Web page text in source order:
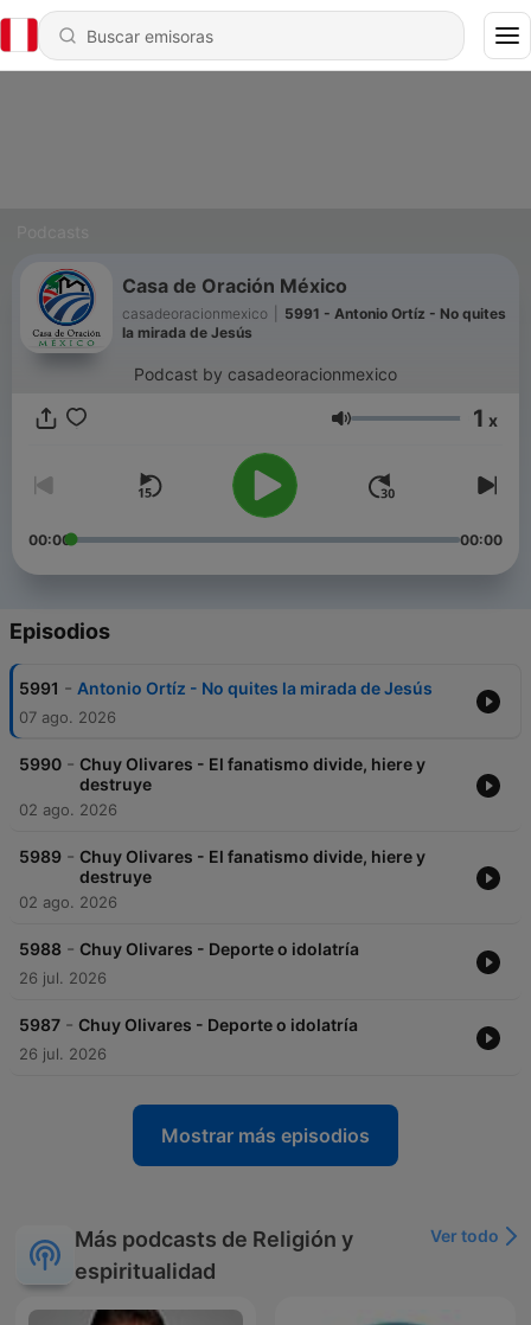
Casa de Oración México
casadeoracionmexico
5991 - Antonio Ortíz - No quites
la mirada de Jesús
Podcast by casadeoracionmexico
Volumen 1 x
00:00 00:00
Episodios
5991 - Antonio Ortíz - No quites la mirada de Jesús
07 ago. 2026
5990 - Chuy Olivares - El fanatismo divide, hiere y
destruye
02 ago. 2026
5989 - Chuy Olivares - El fanatismo divide, hiere y
destruye
02 ago. 2026
5988 - Chuy Olivares - Deporte o idolatría
26 jul. 2026
5987 - Chuy Olivares - Deporte o idolatría
26 jul. 2026
Mostrar más episodios
Más podcasts de Religión y
espiritualidad
Ver todo